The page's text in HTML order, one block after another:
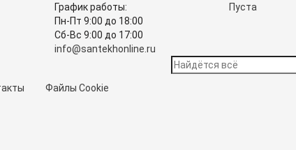
График работы:
Пн-Пт 9:00 до 18:00
Сб-Вс 9:00 до 17:00
info@santekhonline.ru
Пуста
Файлы Cookie